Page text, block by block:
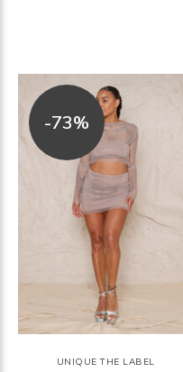
-73%
UNIQUE THE LABEL